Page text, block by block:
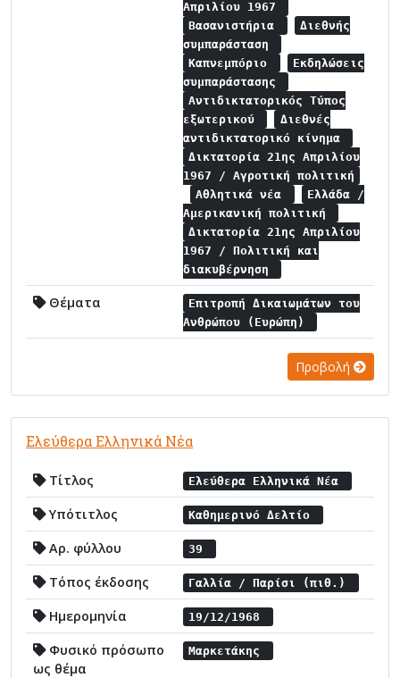
Απριλίου 1967
Βασανιστήρια
Διεθνής
συμπαράσταση
Καπνεμπόριο
Εκδηλώσεις
συμπαράστασης
Αντιδικτατορικός Τύπος
εξωτερικού
Διεθνές
αντιδικτατορικό κίνημα
Δικτατορία 21ης Απριλίου
1967 / Αγροτική πολιτική
Αθλητικά νέα
Ελλάδα /
Αμερικανική πολιτική
Δικτατορία 21ης Απριλίου
1967 / Πολιτική και
διακυβέρνηση
Θέματα
Επιτροπή Δικαιωμάτων του
Ανθρώπου (Ευρώπη)
Προβολή
Ελεύθερα Ελληνικά Νέα
Τίτλος Ελεύθερα Ελληνικά Νέα
Υπότιτλος Καθημερινό Δελτίο
Αρ. φύλλου 39
Τόπος έκδοσης Γαλλία / Παρίσι (πιθ.)
Ημερομηνία 19/12/1968
Φυσικό πρόσωπο
ως θέμα
Μαρκετάκης